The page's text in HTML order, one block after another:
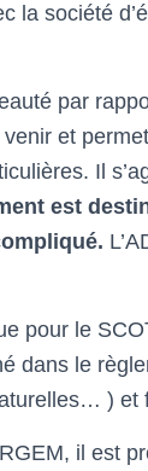
la société
par
et
Il
est
pour le
dans le
) et
il est